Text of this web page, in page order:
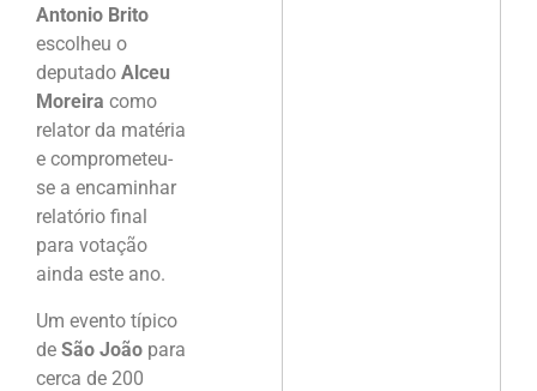
Antonio Brito
escolheu o
deputado Alceu
Moreira como
relator da matéria
e comprometeu-
se a encaminhar
relatório final
para votação
ainda este ano.
Um evento típico
de São João para
cerca de 200